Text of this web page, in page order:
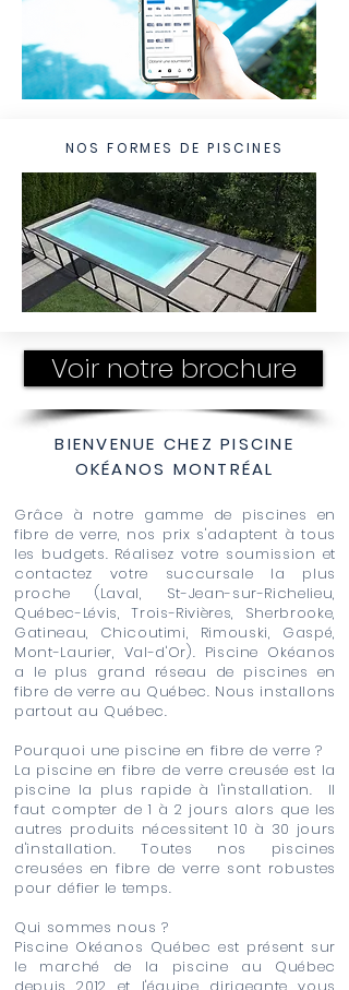
NOS FORMES DE PISCINES
Voir notre brochure
BIENVENUE CHEZ PISCINE
OKÉANOS MONTRÉAL
Grâce à notre gamme de piscines en
fibre de verre, nos prix s'adaptent à tous
les budgets. Réalisez votre soumission et
contactez votre succursale la plus
proche (Laval, St-Jean-sur-Richelieu,
Québec-Lévis, Trois-Rivières, Sherbrooke,
Gatineau, Chicoutimi, Rimouski, Gaspé,
Mont-Laurier, Val-d'Or). Piscine Okéanos
a le plus grand réseau de piscines en
fibre de verre au Québec. Nous installons
partout au Québec.
Pourquoi une piscine en fibre de verre ?
La piscine en fibre de verre creusée est la
piscine la plus rapide à l'installation. Il
faut compter de 1 à 2 jours alors que les
autres produits nécessitent 10 à 30 jours
d'installation. Toutes nos piscines
creusées en fibre de verre sont robustes
pour défier le temps.
Qui sommes nous ?
Piscine Okéanos Québec est présent sur
le marché de la piscine au Québec